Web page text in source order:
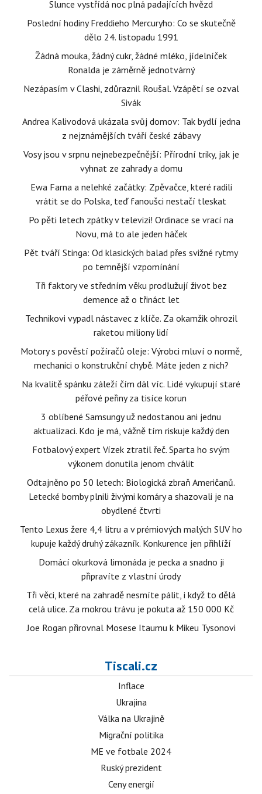
Slunce vystřídá noc plná padajících hvězd
Poslední hodiny Freddieho Mercuryho: Co se skutečně
dělo 24. listopadu 1991
Žádná mouka, žádný cukr, žádné mléko, jídelníček
Ronalda je záměrně jednotvárný
Nezápasím v Clashi, zdůraznil Roušal. Vzápětí se ozval
Sivák
Andrea Kalivodová ukázala svůj domov: Tak bydlí jedna
z nejznámějších tváří české zábavy
Vosy jsou v srpnu nejnebezpečnější: Přírodní triky, jak je
vyhnat ze zahrady a domu
Ewa Farna a nelehké začátky: Zpěvačce, které radili
vrátit se do Polska, teď fanoušci nestačí tleskat
Po pěti letech zpátky v televizi! Ordinace se vrací na
Novu, má to ale jeden háček
Pět tváří Stinga: Od klasických balad přes svižné rytmy
po temnější vzpomínání
Tři faktory ve středním věku prodlužují život bez
demence až o třináct let
Technikovi vypadl nástavec z klíče. Za okamžik ohrozil
raketou miliony lidí
Motory s pověstí požíračů oleje: Výrobci mluví o normě,
mechanici o konstrukční chybě. Máte jeden z nich?
Na kvalitě spánku záleží čím dál víc. Lidé vykupují staré
péřové peřiny za tisíce korun
3 oblíbené Samsungy už nedostanou ani jednu
aktualizaci. Kdo je má, vážně tím riskuje každý den
Fotbalový expert Vízek ztratil řeč. Sparta ho svým
výkonem donutila jenom chválit
Odtajněno po 50 letech: Biologická zbraň Američanů.
Letecké bomby plnili živými komáry a shazovali je na
obydlené čtvrti
Tento Lexus žere 4,4 litru a v prémiových malých SUV ho
kupuje každý druhý zákazník. Konkurence jen přihlíží
Domácí okurková limonáda je pecka a snadno ji
připravíte z vlastní úrody
Tři věci, které na zahradě nesmíte pálit, i když to dělá
celá ulice. Za mokrou trávu je pokuta až 150 000 Kč
Joe Rogan přirovnal Mosese Itaumu k Mikeu Tysonovi
Tiscali.cz
Inflace
Ukrajina
Válka na Ukrajině
Migrační politika
ME ve fotbale 2024
Ruský prezident
Ceny energií